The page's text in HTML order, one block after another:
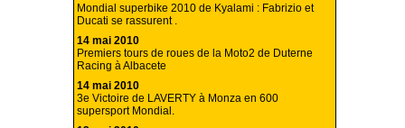
Mondial superbike 2010 de Kyalami : Fabrizio et
Ducati se rassurent .
14 mai 2010
Premiers tours de roues de la Moto2 de Duterne
Racing à Albacete
14 mai 2010
3e Victoire de LAVERTY à Monza en 600
supersport Mondial.